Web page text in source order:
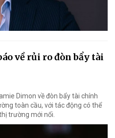
về rủi ro đòn bẩy tài
Dimon về đòn bẩy tài chính
toàn cầu, với tác động có thể
trường mới nổi.